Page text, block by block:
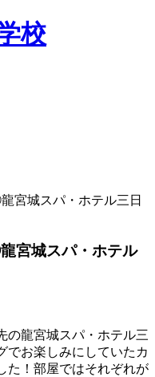
宮城スパ・ホテル三日
宮城スパ・ホテル
の龍宮城スパ・ホテル三
でお楽しみにしていたカ
た！部屋ではそれぞれが